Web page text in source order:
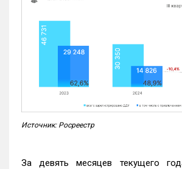
Источник: Росреестр
За девять месяцев текущего